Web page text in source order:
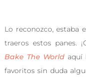
Lo reconozco, estaba
traeros estos panes.
Bake The Worldaquí
favoritos sin duda